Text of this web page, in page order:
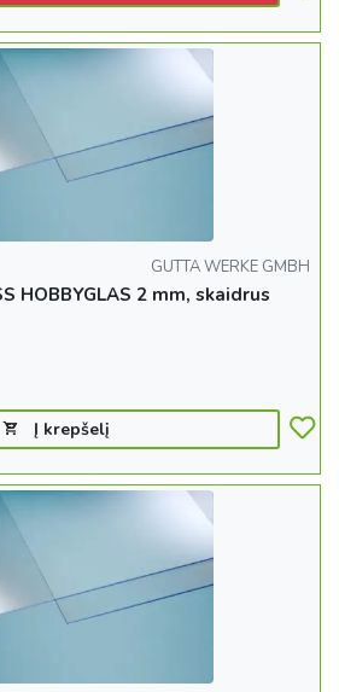
GUTTA WERKE GMBH
HOBBYGLAS 2 mm, skaidrus
Į krepšelį